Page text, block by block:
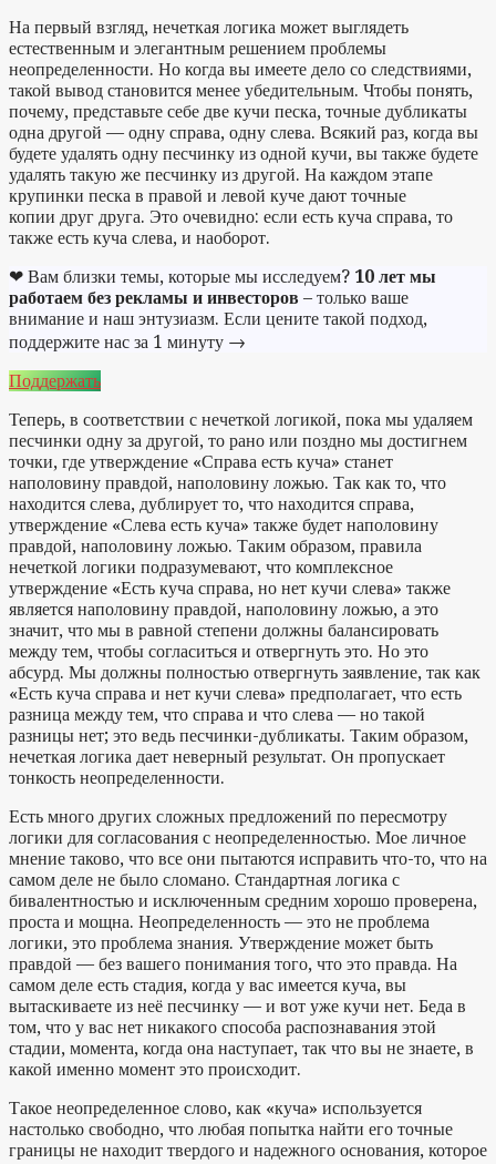
На первый взгляд, нечеткая логика может выглядеть
естественным и элегантным решением проблемы
неопределенности. Но когда вы имеете дело со следствиями,
такой вывод становится менее убедительным. Чтобы понять,
почему, представьте себе две кучи песка, точные дубликаты
одна другой — одну справа, одну слева. Всякий раз, когда вы
будете удалять одну песчинку из одной кучи, вы также будете
удалять такую же песчинку из другой. На каждом этапе
крупинки песка в правой и левой куче дают точные
копии друг друга. Это очевидно: если есть куча справа, то
также есть куча слева, и наоборот.
❤ Вам близки темы, которые мы исследуем? 10 лет мы
работаем без рекламы и инвесторов – только ваше
внимание и наш энтузиазм. Если цените такой подход,
поддержите нас за 1 минуту →
Поддержать
Теперь, в соответствии с нечеткой логикой, пока мы удаляем
песчинки одну за другой, то рано или поздно мы достигнем
точки, где утверждение «Справа есть куча» станет
наполовину правдой, наполовину ложью. Так как то, что
находится слева, дублирует то, что находится справа,
утверждение «Слева есть куча» также будет наполовину
правдой, наполовину ложью. Таким образом, правила
нечеткой логики подразумевают, что комплексное
утверждение «Есть куча справа, но нет кучи слева» также
является наполовину правдой, наполовину ложью, а это
значит, что мы в равной степени должны балансировать
между тем, чтобы согласиться и отвергнуть это. Но это
абсурд. Мы должны полностью отвергнуть заявление, так как
«Есть куча справа и нет кучи слева» предполагает, что есть
разница между тем, что справа и что слева — но такой
разницы нет; это ведь песчинки-дубликаты. Таким образом,
нечеткая логика дает неверный результат. Он пропускает
тонкость неопределенности.
Есть много других сложных предложений по пересмотру
логики для согласования с неопределенностью. Мое личное
мнение таково, что все они пытаются исправить что-то, что на
самом деле не было сломано. Стандартная логика с
бивалентностью и исключенным средним хорошо проверена,
проста и мощна. Неопределенность — это не проблема
логики, это проблема знания. Утверждение может быть
правдой — без вашего понимания того, что это правда. На
самом деле есть стадия, когда у вас имеется куча, вы
вытаскиваете из неё песчинку — и вот уже кучи нет. Беда в
том, что у вас нет никакого способа распознавания этой
стадии, момента, когда она наступает, так что вы не знаете, в
какой именно момент это происходит.
Такое неопределенное слово, как «куча» используется
настолько свободно, что любая попытка найти его точные
границы не находит твердого и надежного основания, которое